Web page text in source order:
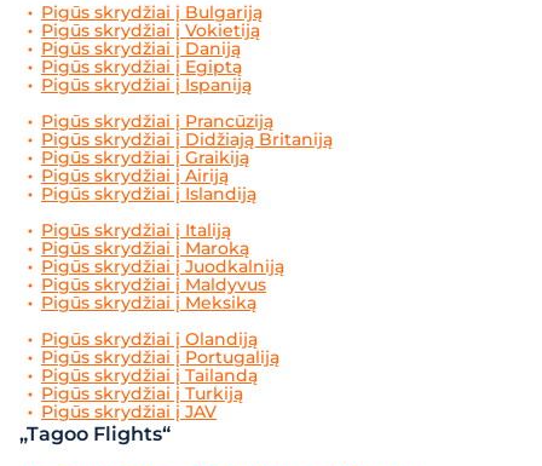
Pigūs skrydžiai į Bulgariją
Pigūs skrydžiai į Vokietiją
Pigūs skrydžiai į Daniją
Pigūs skrydžiai į Egiptą
Pigūs skrydžiai į Ispaniją
Pigūs skrydžiai į Prancūziją
Pigūs skrydžiai į Didžiają Britaniją
Pigūs skrydžiai į Graikiją
Pigūs skrydžiai į Airiją
Pigūs skrydžiai į Islandiją
Pigūs skrydžiai į Italiją
Pigūs skrydžiai į Maroką
Pigūs skrydžiai į Juodkalniją
Pigūs skrydžiai į Maldyvus
Pigūs skrydžiai į Meksiką
Pigūs skrydžiai į Olandiją
Pigūs skrydžiai į Portugaliją
Pigūs skrydžiai į Tailandą
Pigūs skrydžiai į Turkiją
Pigūs skrydžiai į JAV
„Tagoo Flights“